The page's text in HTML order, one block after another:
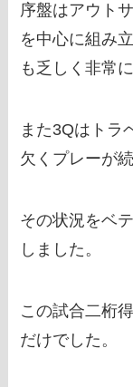
序盤はアウト
を中心に組み
も乏しく非常
また3Qはトラ
欠くプレーが
その状況をベ
しました。
この試合二桁
だけでした。